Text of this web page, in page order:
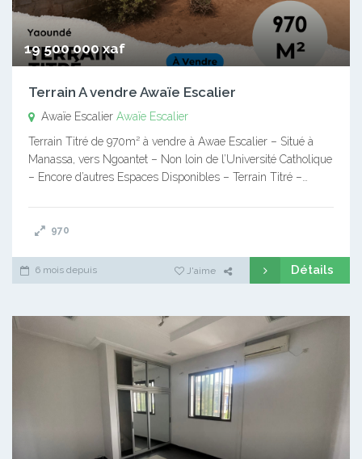
19 500 000 xaf
Terrain A vendre Awaïe Escalier
Awaïe Escalier Awaïe Escalier
Terrain Titré de 970m² à vendre à Awae Escalier – Situé à
Manassa, vers Ngoantet – Non loin de l’Université Catholique
– Encore d’autres Espaces Disponibles – Terrain Titré –…
970
6 mois depuis J'aime Détails